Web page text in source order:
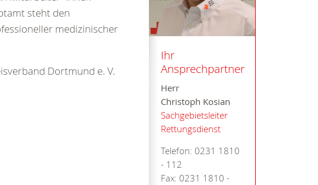
Ihr
Ansprechpartner
Herr
Christoph Kosian
Sachgebietsleiter
Rettungsdienst
Telefon: 0231 1810
- 112
Fax: 0231 1810 -
steht den
medizinischer
Dortmund e. V.